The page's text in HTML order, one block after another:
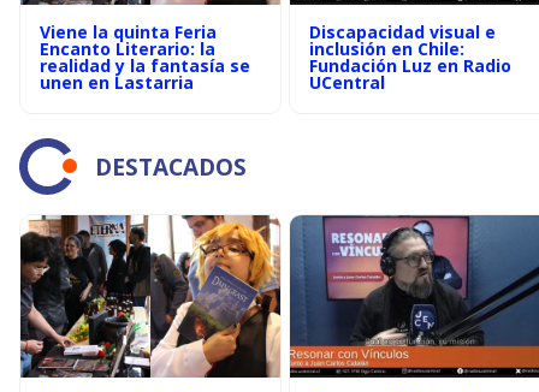
Viene la quinta Feria
Encanto Literario: la
realidad y la fantasía se
unen en Lastarria
Discapacidad visual e
inclusión en Chile:
Fundación Luz en Radio
UCentral
DESTACADOS